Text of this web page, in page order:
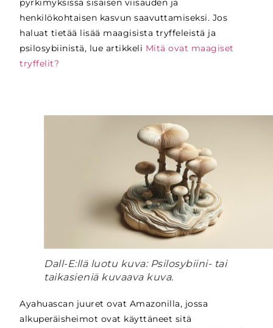
pyrkimyksissä sisäisen viisauden ja
henkilökohtaisen kasvun saavuttamiseksi. Jos
haluat tietää lisää maagisista tryffeleistä ja
psilosybiinistä, lue artikkeli Mitä ovat maagiset
tryffelit?
Dall-E:llä luotu kuva: Psilosybiini- tai
taikasieniä kuvaava kuva.
Ayahuascan juuret ovat Amazonilla, jossa
alkuperäisheimot ovat käyttäneet sitä